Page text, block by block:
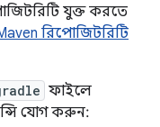
যুক্ত করতে
রিপোজিটরিটি
ফাইলে
যোগ করুন: